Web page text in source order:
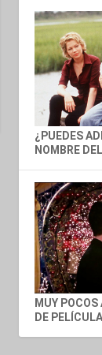
¿PUEDES
NOMBRE
MUY
DE